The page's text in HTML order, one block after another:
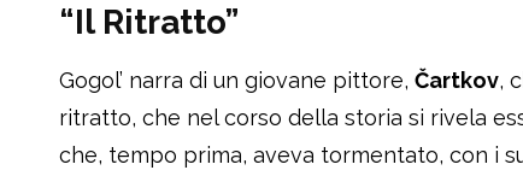
“Il Ritratto”
Gogol’ narra di un giovane pittore, Čartkov,
ritratto, che nel corso della storia si rivela
che, tempo prima, aveva tormentato, con i